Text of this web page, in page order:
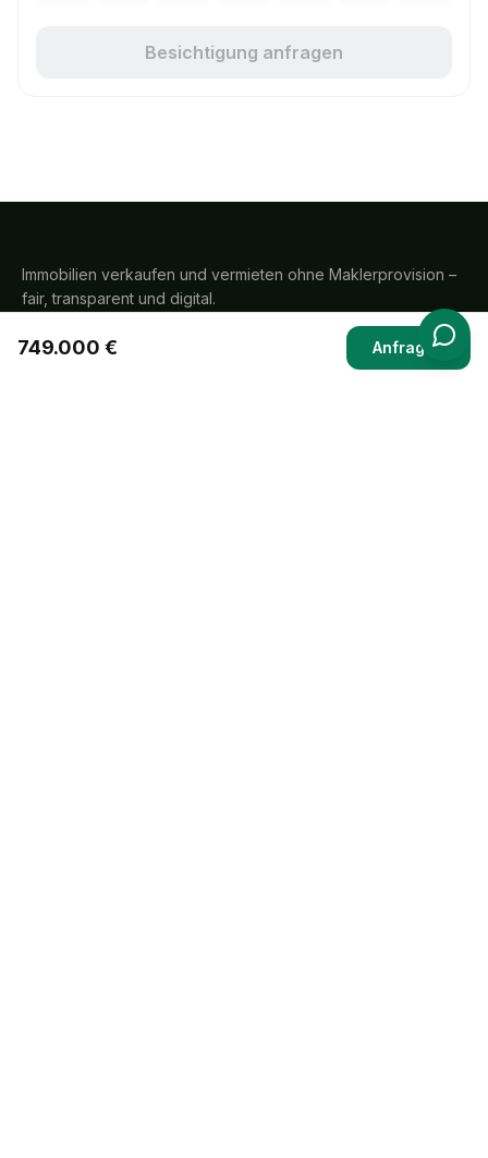
Besichtigung anfragen
749.000 € Anfragen
Immobilien verkaufen und vermieten ohne Maklerprovision –
fair, transparent und digital.
PayPal SEPA